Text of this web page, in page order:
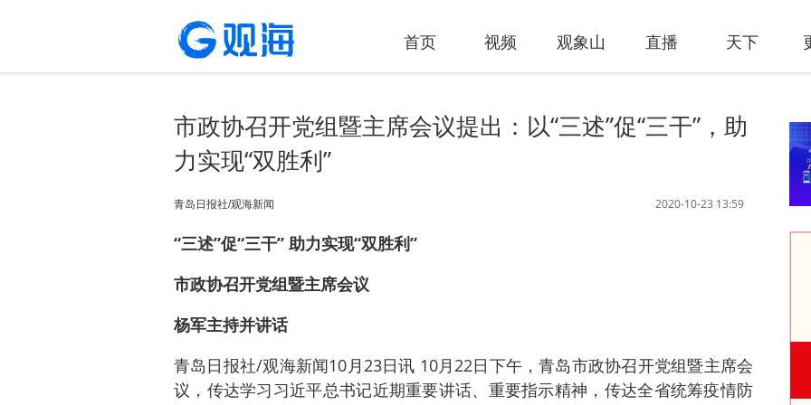
首页 视频 观象山 直播 天下
市政协召开党组暨主席会议提出：以“三述”促“三干”，助
力实现“双胜利”
2020-10-23 13:59
青岛日报社/观海新闻
“三述”促“三干” 助力实现“双胜利”
市政协召开党组暨主席会议
杨军主持并讲话
青岛日报社/观海新闻10月23日讯 10月22日下午，青岛市政协召开党组暨主席会
议，传达学习习近平总书记近期重要讲话、重要指示精神，传达全省统筹疫情防